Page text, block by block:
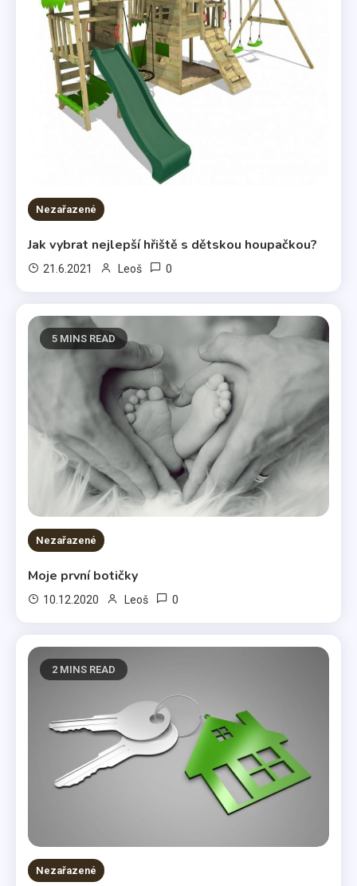
Nezařazené
Jak vybrat nejlepší hřiště s dětskou houpačkou?
21.6.2021 Leoš 0
5 MINS READ
Nezařazené
Moje první botičky
10.12.2020 Leoš 0
2 MINS READ
Nezařazené